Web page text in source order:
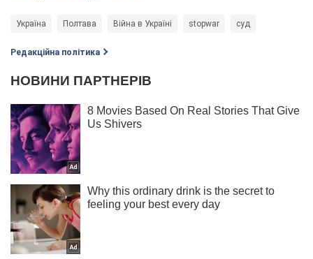
Україна Полтава Війна в Україні stopwar суд
Редакційна політика